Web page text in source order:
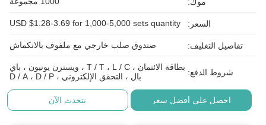
السعر: USD $1.28-3.69 for 1,000-5,000 sets quantity
تفاصيل التغليف: صندوق صلب خارجي مع ملفوف بالانكماش
شروط الدفع:
بطاقة الائتمان ، T / T ، L / C ، ويسترن يونيون ، باي
بال ، التحقق الإلكتروني ، D / A ، D / P
احصل على أفضل سعر نتحدث الآن